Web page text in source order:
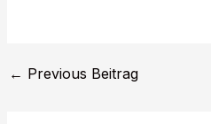
Konsumieren Sie derzeit
← Previous Beitrag